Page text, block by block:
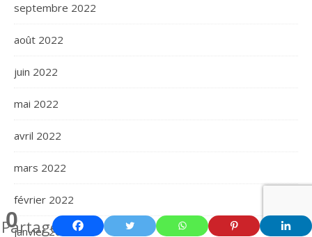
0
Partages
septembre 2022
août 2022
juin 2022
mai 2022
avril 2022
mars 2022
février 2022
janvier 2022